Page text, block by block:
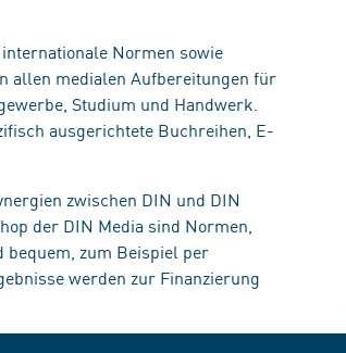
Normen sowie
allen medialen Aufbereitungen für
Studium und Handwerk.
ausgerichtete Buchreihen, E-
zwischen DIN und DIN
der DIN Media sind Normen,
zum Beispiel per
werden zur Finanzierung